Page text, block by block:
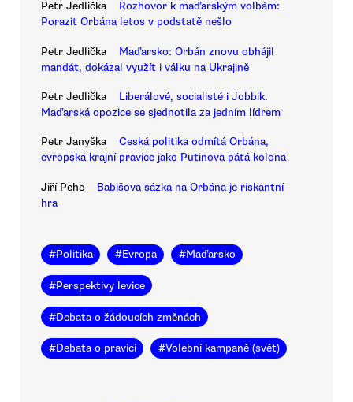
Petr Jedlička
Rozhovor k maďarským volbám:
Porazit Orbána letos v podstatě nešlo
Petr Jedlička
Maďarsko: Orbán znovu obhájil
mandát, dokázal využít i válku na Ukrajině
Petr Jedlička
Liberálové, socialisté i Jobbik.
Maďarská opozice se sjednotila za jedním lídrem
Petr Janyška
Česká politika odmítá Orbána,
evropská krajní pravice jako Putinova pátá kolona
Jiří Pehe
Babišova sázka na Orbána je riskantní
hra
#Politika #Evropa #Maďarsko
#Perspektivy levice
#Debata o žádoucích změnách
#Debata o pravici #Volební kampaně (svět)